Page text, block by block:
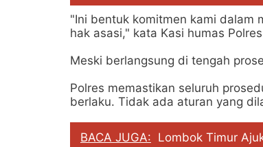
"Ini bentuk komitmen kami dalam
hak asasi," kata Kasi humas
Meski berlangsung di tengah
Polres memastikan seluruh
berlaku. Tidak ada aturan yang
BACA JUGA: Lombok Timur